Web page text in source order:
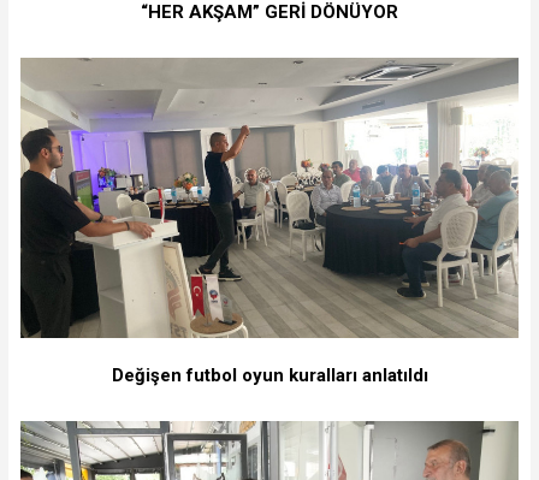
“HER AKŞAM” GERİ DÖNÜYOR
Değişen futbol oyun kuralları anlatıldı